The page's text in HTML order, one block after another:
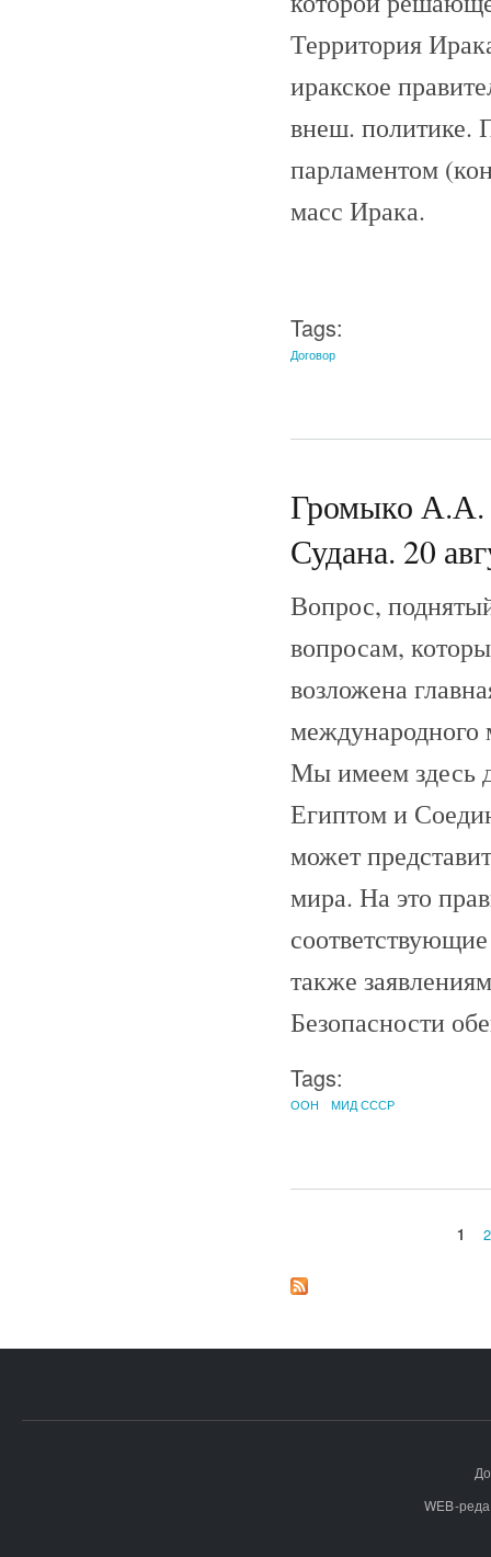
Территория
иракское
внеш. политике.
парламентом
масс Ирака.
Tags:
Договор
Громыко А.А.
Судана. 20
Вопрос,
вопросам,
возложена
международного
Мы имеем здесь
Египтом и
может
мира. На это
также
Безопасности
Tags:
ООН МИД СССР
1 2
WEB-